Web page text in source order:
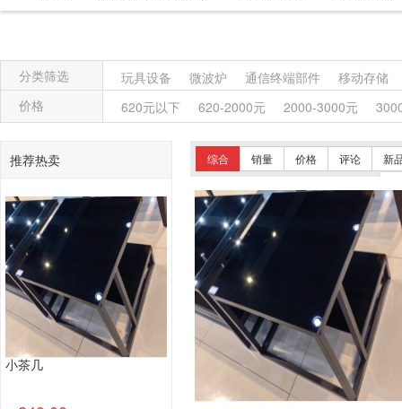
分类筛选 玩具设备 微波炉 通信终端部件
移动存储
金属质屏风类
木质屏风类 其他材质架类
保险柜
木质柜类 其他沙发类 藤沙发类
木骨架沙发类
金属骨架沙发类 其他椅凳类
竹制、藤制等材料椅凳类
木骨架为主的椅凳类
塑料台、桌类
木制台、桌类
轻金属台、桌类
其他床类
藤床类 竹床类
藤床
钢塑床类
钢木床类 色带
喷墨盒
数据库管理系统
特殊照相机 专用照相机
通用摄像机
其他视频会议系统设备
音视频矩
视频会议控制台
传真通信设备 扫描仪
碎
复印机
热水器 洗衣机 空气净化设备
激光打印机 喷墨打印机
防火墙
路由器 液晶显示器
平板式
价格 620元以下 620-2000元 2000-3000元
推荐热卖
小茶几
综合 销量 价格 评论 新